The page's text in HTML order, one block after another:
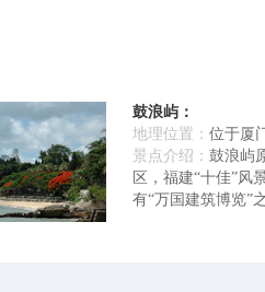
鼓浪屿：
地理位置： 位于厦
景点介绍： 鼓浪屿
区，福建“十佳”风
有“万国建筑博览”